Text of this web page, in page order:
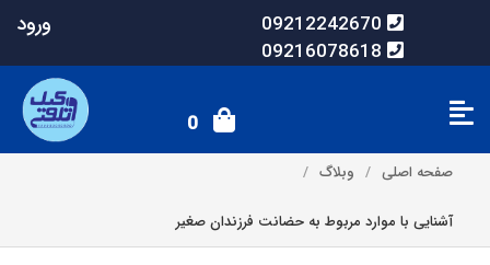
09212242670
09216078618
ورود
0
صفحه اصلی وبلاگ
آشنایی با موارد مربوط به حضانت فرزندان صغیر